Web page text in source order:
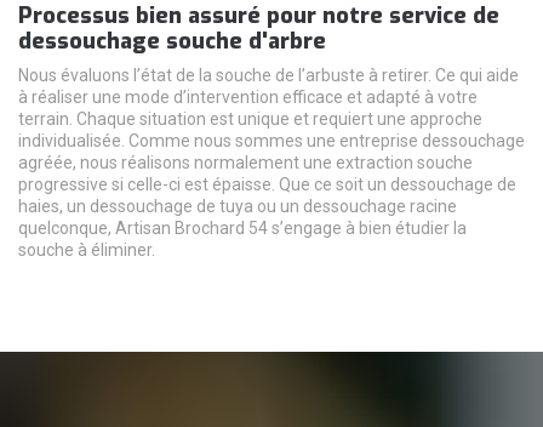
Processus bien assuré pour notre service de
dessouchage souche d'arbre
Nous évaluons l’état de la souche de l’arbuste à retirer. Ce qui aide
à réaliser une mode d’intervention efficace et adapté à votre
terrain. Chaque situation est unique et requiert une approche
individualisée. Comme nous sommes une entreprise dessouchage
agréée, nous réalisons normalement une extraction souche
progressive si celle-ci est épaisse. Que ce soit un dessouchage de
haies, un dessouchage de tuya ou un dessouchage racine
quelconque, Artisan Brochard 54 s’engage à bien étudier la
souche à éliminer.